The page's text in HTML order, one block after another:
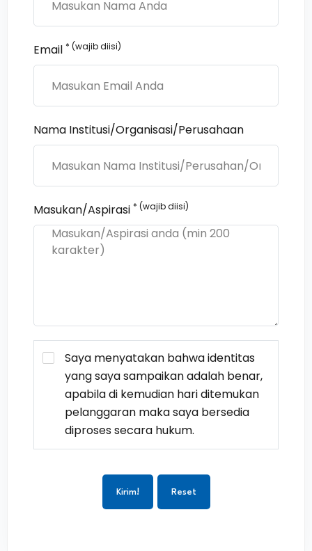
Email * (wajib diisi)
Nama Institusi/Organisasi/Perusahaan
Masukan/Aspirasi * (wajib diisi)
Saya menyatakan bahwa identitas
yang saya sampaikan adalah benar,
apabila di kemudian hari ditemukan
pelanggaran maka saya bersedia
diproses secara hukum.
Kirim! Reset